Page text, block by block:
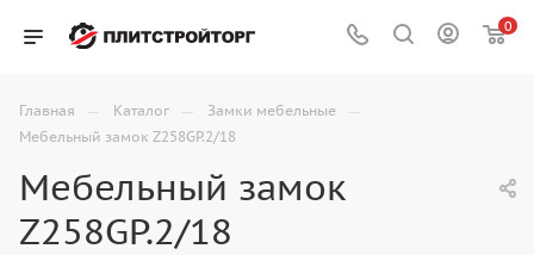
0
Главная — Каталог — Замки мебельные —
Мебельный замок Z258GP.2/18
Мебельный замок
Z258GP.2/18